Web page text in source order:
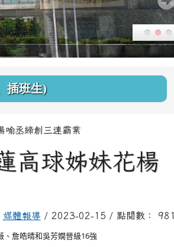
插班生)
喻丞締創三連霸業
高球姊妹花楊
媒體報導/ 2023-02-15 / 點閱數： 981